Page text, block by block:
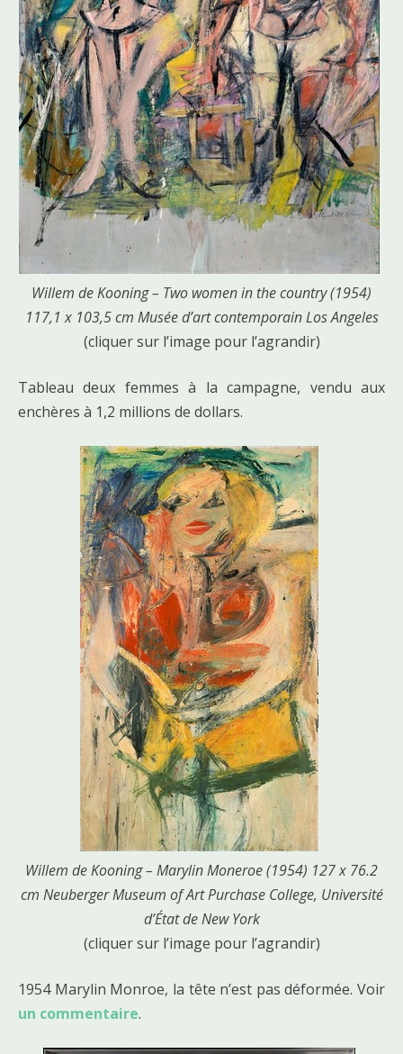
Willem de Kooning – Two women in the country (1954)
117,1 x 103,5 cm Musée d’art contemporain Los Angeles
(cliquer sur l’image pour l’agrandir)
Tableau deux femmes à la campagne, vendu aux
enchères à 1,2 millions de dollars.
Willem de Kooning – Marylin Moneroe (1954) 127 x 76.2
cm Neuberger Museum of Art Purchase College, Université
d’État de New York
(cliquer sur l’image pour l’agrandir)
1954 Marylin Monroe, la tête n’est pas déformée. Voir
un commentaire.